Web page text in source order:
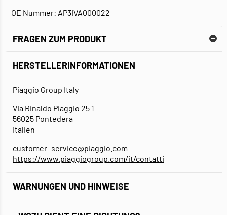
OE Nummer: AP3IVA000022
FRAGEN ZUM PRODUKT
HERSTELLERINFORMATIONEN
Piaggio Group Italy
Via Rinaldo Piaggio 25 1
56025 Pontedera
Italien
customer_service@piaggio.com
https://www.piaggiogroup.com/it/contatti
WARNUNGEN UND HINWEISE